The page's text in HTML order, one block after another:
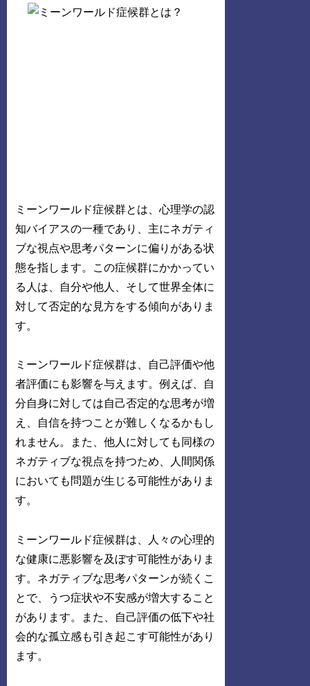
ミーンワールド症候群とは、心理学の認
知バイアスの一種であり、主にネガティ
ブな視点や思考パターンに偏りがある状
態を指します。この症候群にかかってい
る人は、自分や他人、そして世界全体に
対して否定的な見方をする傾向がありま
す。
ミーンワールド症候群は、自己評価や他
者評価にも影響を与えます。例えば、自
分自身に対しては自己否定的な思考が増
え、自信を持つことが難しくなるかもし
れません。また、他人に対しても同様の
ネガティブな視点を持つため、人間関係
においても問題が生じる可能性がありま
す。
ミーンワールド症候群は、人々の心理的
な健康に悪影響を及ぼす可能性がありま
す。ネガティブな思考パターンが続くこ
とで、うつ症状や不安感が増大すること
があります。また、自己評価の低下や社
会的な孤立感も引き起こす可能性があり
ます。